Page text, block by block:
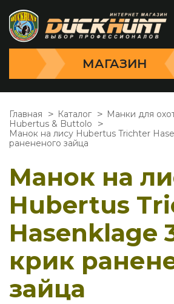
МАГАЗИН
Главная Каталог
Манки для
Hubertus & Buttolo
Манок на лису Hubertus Trichter
ранененого зайца
Манок на
Hubertus
Hasenklage
крик
зайца